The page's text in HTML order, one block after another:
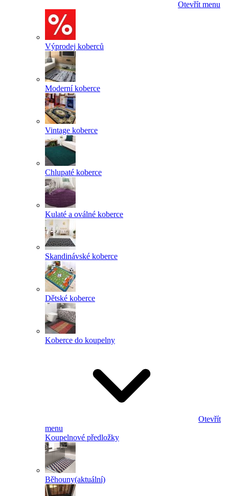
Otevřít menu
Výprodej koberců
Moderní koberce
Vintage koberce
Chlupaté koberce
Kulaté a oválné koberce
Skandinávské koberce
Dětské koberce
Koberce do koupelny
Otevřít
menu
Koupelnové předložky
Běhouny(aktuální)